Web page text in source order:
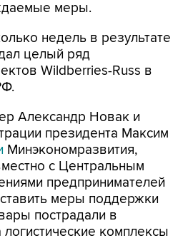
недель в результате
Wildberries-Russ в
Александр Новак и
Минэкономразвития,
с Центральным
предпринимателей
меры поддержки
пострадали в
комплексы
проекты актов,
запуска.